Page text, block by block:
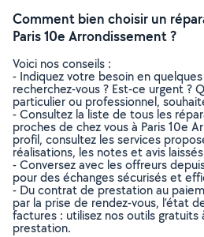
Comment bien choisir un
Paris 10e Arrondissement ?
Voici nos conseils :
- Indiquez votre besoin en
recherchez-vous ? Est-ce urgent ?
particulier ou professionnel,
- Consultez la liste de tous les
proches de chez vous à Paris 10e
profil, consultez les services
réalisations, les notes et avis
- Conversez avec les offreurs
pour des échanges sécurisés et
- Du contrat de prestation au
par la prise de rendez-vous, l’état
factures : utilisez nos outils
prestation.